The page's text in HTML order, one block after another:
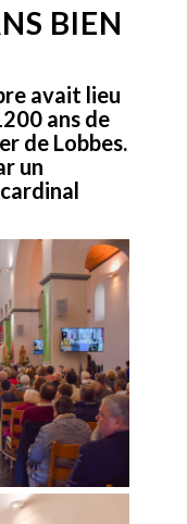
BIEN
avait lieu
ans de
de Lobbes.
un
cardinal